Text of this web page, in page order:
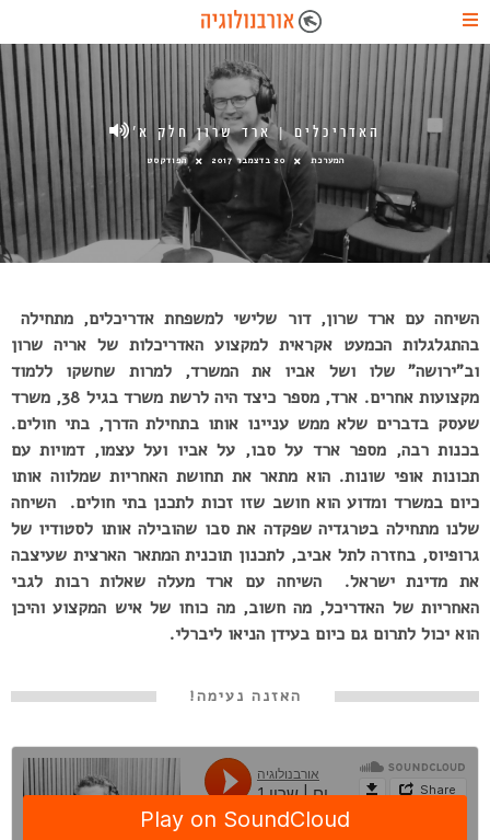
האדריכלים | ארד שרון חלק א’
המערכת 20 בדצמבר 2017 הפודקסט
השיחה עם ארד שרון, דור שלישי למשפחת אדריכלים, מתחילה
בהתגלגלות הכמעט אקראית למקצוע האדריכלות של אריה שרון
וב”ירושה” שלו ושל אביו את המשרד, למרות שחשקו ללמוד
מקצועות אחרים. ארד, מספר כיצד היה לרשת משרד בגיל 38, משרד
שעסק בדברים שלא ממש עניינו אותו בתחילת הדרך, בתי חולים.
בכנות רבה, מספר ארד על סבו, על אביו ועל עצמו, דמויות עם
תכונות אופי שונות. הוא מתאר את תחושת האחריות שמלווה אותו
כיום במשרד ומדוע הוא חושב שזו זכות לתכנן בתי חולים. השיחה
שלנו מתחילה בטרגדיה שפקדה את סבו שהובילה אותו לסטודיו של
גרופיוס, בחזרה לתל אביב, לתכנון תוכנית המתאר הארצית שעיצבה
את מדינת ישראל. השיחה עם ארד מעלה שאלות רבות לגבי
האחריות של האדריכל, מה חשוב, מה כוחו של איש המקצוע והיכן
הוא יכול לתרום גם כיום בעידן הניאו ליברלי.
האזנה נעימה!